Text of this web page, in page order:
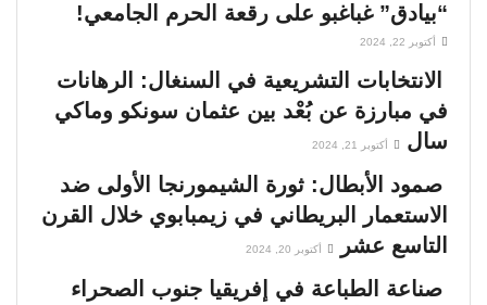
“بيادق” غباغبو على رقعة الحرم الجامعي!
أكتوبر 22, 2024
الانتخابات التشريعية في السنغال: الرهانات
في مبارزة عن بُعْد بين عثمان سونكو وماكي
سال
أكتوبر 21, 2024
صمود الأبطال: ثورة الشيمورنجا الأولى ضد
الاستعمار البريطاني في زيمبابوي خلال القرن
التاسع عشر
أكتوبر 20, 2024
صناعة الطباعة في إفريقيا جنوب الصحراء